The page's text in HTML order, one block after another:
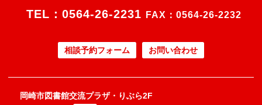
TEL： 0564-26-2231 FAX：0564-26-2232
相談予約フォーム お問い合わせ
岡崎市図書館交流プラザ・りぶら2F